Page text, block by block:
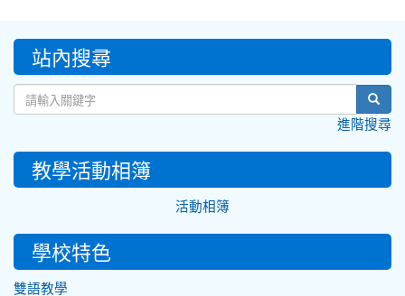
::: 站內搜尋
進階搜尋
教學活動相簿
活動相簿
學校特色
雙語教學